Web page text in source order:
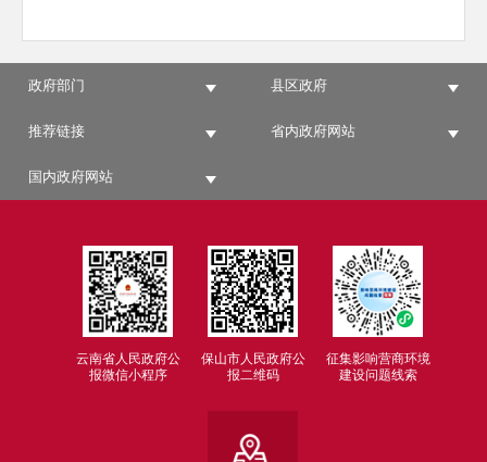
政府部门 县区政府
推荐链接 省内政府网站
国内政府网站
云南省人民政府公
报微信小程序
保山市人民政府公
报二维码
征集影响营商环境
建设问题线索